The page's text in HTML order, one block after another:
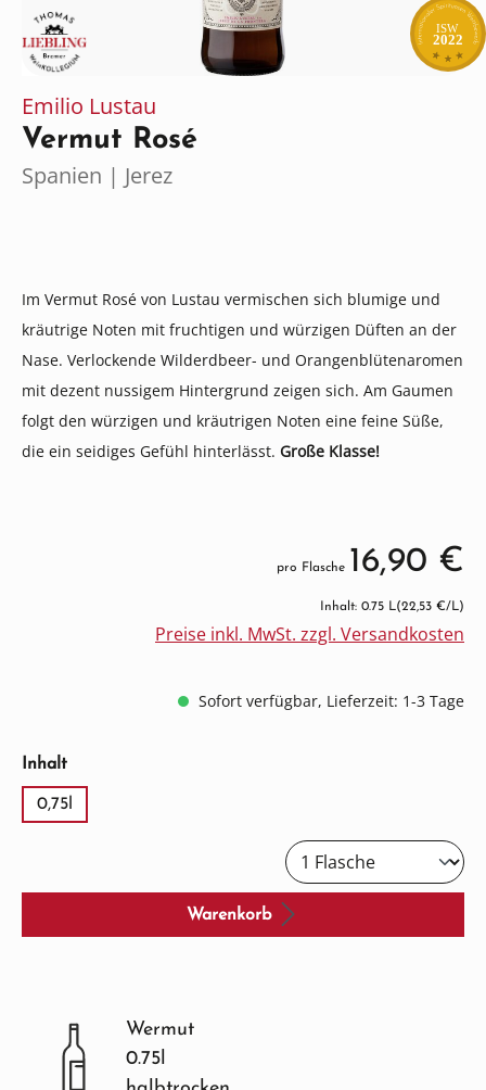
2022
ISW
Emilio Lustau
Vermut Rosé
Spanien | Jerez
Im Vermut Rosé von Lustau vermischen sich blumige und
kräutrige Noten mit fruchtigen und würzigen Düften an der
Nase. Verlockende Wilderdbeer- und Orangenblütenaromen
mit dezent nussigem Hintergrund zeigen sich. Am Gaumen
folgt den würzigen und kräutrigen Noten eine feine Süße,
die ein seidiges Gefühl hinterlässt. Große Klasse!
pro Flasche 16,90 €
Inhalt: 0.75 L(22,53 €/L)
Preise inkl. MwSt. zzgl. Versandkosten
Sofort verfügbar, Lieferzeit: 1-3 Tage
Inhaltauswählen
0,75l
Warenkorb
Wermut
0.75l